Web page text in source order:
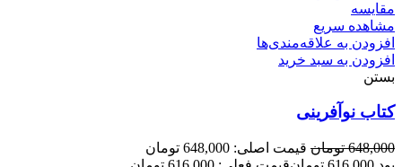
مقایسه
مشاهده سریع
افزودن به علاقه‌مندی‌ها
افزودن به سبد خرید
بستن
کتاب نوآفرینی
648,000 تومان
قیمت اصلی: 648,000 تومان